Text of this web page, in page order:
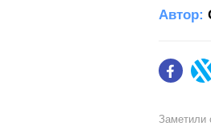
Автор:
Заметили